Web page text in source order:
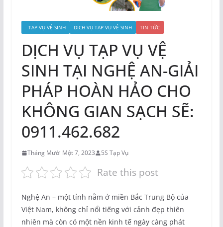
TẠP VỤ VỆ SINH DỊCH VỤ TẠP VỤ VỆ SINH TIN TỨC
DỊCH VỤ TẠP VỤ VỆ
SINH TẠI NGHỆ AN-GIẢI
PHÁP HOÀN HẢO CHO
KHÔNG GIAN SẠCH SẼ:
0911.462.682
Tháng Mười Một 7, 2023 5S Tạp Vụ
Rate this post
Nghệ An – một tỉnh nằm ở miền Bắc Trung Bộ của
Việt Nam, không chỉ nổi tiếng với cảnh đẹp thiên
nhiên mà còn có một nền kinh tế ngày càng phát